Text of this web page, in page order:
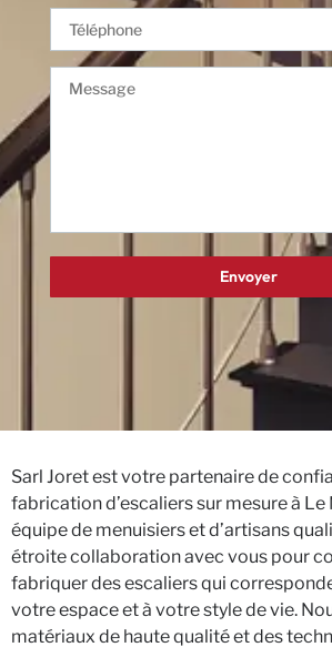
Sarl Joret est votre partenaire de
fabrication d’escaliers sur mesure à
équipe de menuisiers et d’artisans
étroite collaboration avec vous pour
fabriquer des escaliers qui
votre espace et à votre style de vie.
matériaux de haute qualité et des